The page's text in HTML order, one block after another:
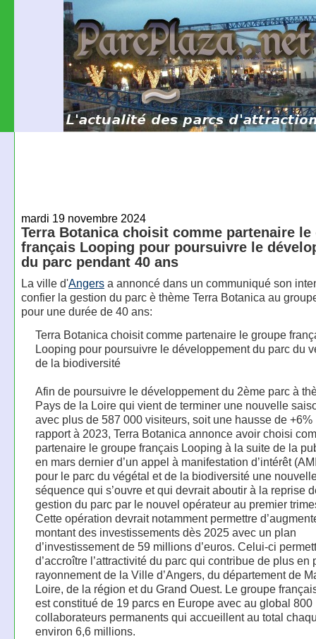
mardi 19 novembre 2024
Terra Botanica choisit comme partenaire le
français Looping pour poursuivre le
du parc pendant 40 ans
La ville d'Angersa annoncé dans un communiqué son
confier la gestion du parc è thème Terra Botanica au
pour une durée de 40 ans:
Terra Botanica choisit comme partenaire le groupe
Looping pour poursuivre le développement du parc du
de la biodiversité
Afin de poursuivre le développement du 2ème parc à
Pays de la Loire qui vient de terminer une nouvelle
avec plus de 587 000 visiteurs, soit une hausse de +6%
rapport à 2023, Terra Botanica annonce avoir choisi
partenaire le groupe français Looping à la suite de la
en mars dernier d’un appel à manifestation d’intérêt
pour le parc du végétal et de la biodiversité une
séquence qui s’ouvre et qui devrait aboutir à la reprise
gestion du parc par le nouvel opérateur au premier
Cette opération devrait notamment permettre
montant des investissements dès 2025 avec un plan
d’investissement de 59 millions d’euros. Celui-ci
d’accroître l’attractivité du parc qui contribue de plus en
rayonnement de la Ville d’Angers, du département de
Loire, de la région et du Grand Ouest. Le groupe
est constitué de 19 parcs en Europe avec au global 800
collaborateurs permanents qui accueillent au total
environ 6,6 millions.